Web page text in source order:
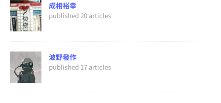
成相裕幸
published 20 articles
波野發作
published 17 articles